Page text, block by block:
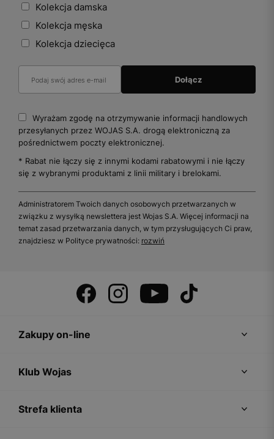
Kolekcja damska
Kolekcja męska
Kolekcja dziecięca
Wyrażam zgodę na otrzymywanie informacji handlowych
przesyłanych przez WOJAS S.A. drogą elektroniczną za
pośrednictwem poczty elektronicznej.
* Rabat nie łączy się z innymi kodami rabatowymi i nie łączy
się z wybranymi produktami z linii military i brelokami.
Administratorem Twoich danych osobowych przetwarzanych w
związku z wysyłką newslettera jest Wojas S.A. Więcej informacji na
temat zasad przetwarzania danych, w tym przysługujących Ci praw,
znajdziesz w Polityce prywatności: rozwiń
Zakupy on-line
Klub Wojas
Strefa klienta